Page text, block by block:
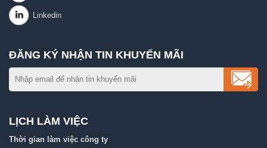
ĐĂNG KÝ NHẬN TIN KHUYẾN MÃI
LỊCH LÀM VIỆC
Thời gian làm việc công ty